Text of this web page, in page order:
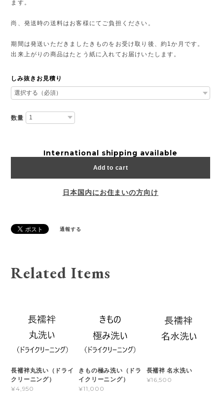
ます。
尚、発送時の送料はお客様にてご負担ください。
期間は発送いただきましたきものをお受け取り後、約1か月です。
出来上がりの商品はたとう紙に入れてお届けいたします。
しみ抜きお見積り
数量
International shipping available
Add to cart
日本国内にお住まいの方向け
通報する
Related Items
長襦袢丸洗い（ドライ
クリーニング）
¥4,950
きもの極み洗い（ドラ
イクリーニング）
¥11,000
長襦袢 名水洗い
¥16,500